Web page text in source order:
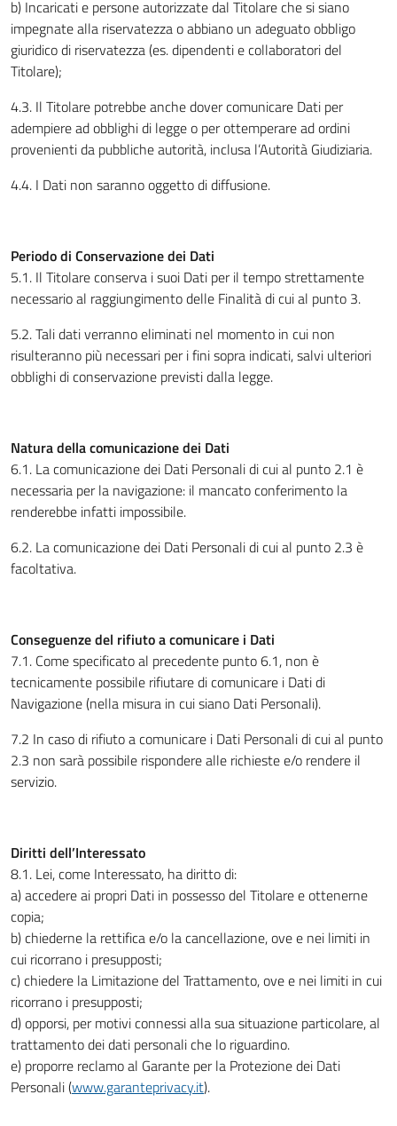
b) Incaricati e persone autorizzate dal Titolare che si siano
impegnate alla riservatezza o abbiano un adeguato obbligo
giuridico di riservatezza (es. dipendenti e collaboratori del
Titolare);
4.3. Il Titolare potrebbe anche dover comunicare Dati per
adempiere ad obblighi di legge o per ottemperare ad ordini
provenienti da pubbliche autorità, inclusa l’Autorità Giudiziaria.
4.4. I Dati non saranno oggetto di diffusione.
Periodo di Conservazione dei Dati
5.1. Il Titolare conserva i suoi Dati per il tempo strettamente
necessario al raggiungimento delle Finalità di cui al punto 3.
5.2. Tali dati verranno eliminati nel momento in cui non
risulteranno più necessari per i fini sopra indicati, salvi ulteriori
obblighi di conservazione previsti dalla legge.
Natura della comunicazione dei Dati
6.1. La comunicazione dei Dati Personali di cui al punto 2.1 è
necessaria per la navigazione: il mancato conferimento la
renderebbe infatti impossibile.
6.2. La comunicazione dei Dati Personali di cui al punto 2.3 è
facoltativa.
Conseguenze del rifiuto a comunicare i Dati
7.1. Come specificato al precedente punto 6.1, non è
tecnicamente possibile rifiutare di comunicare i Dati di
Navigazione (nella misura in cui siano Dati Personali).
7.2 In caso di rifiuto a comunicare i Dati Personali di cui al punto
2.3 non sarà possibile rispondere alle richieste e/o rendere il
servizio.
Diritti dell’Interessato
8.1. Lei, come Interessato, ha diritto di:
a) accedere ai propri Dati in possesso del Titolare e ottenerne
copia;
b) chiederne la rettifica e/o la cancellazione, ove e nei limiti in
cui ricorrano i presupposti;
c) chiedere la Limitazione del Trattamento, ove e nei limiti in cui
ricorrano i presupposti;
d) opporsi, per motivi connessi alla sua situazione particolare, al
trattamento dei dati personali che lo riguardino.
e) proporre reclamo al Garante per la Protezione dei Dati
Personali (www.garanteprivacy.it).